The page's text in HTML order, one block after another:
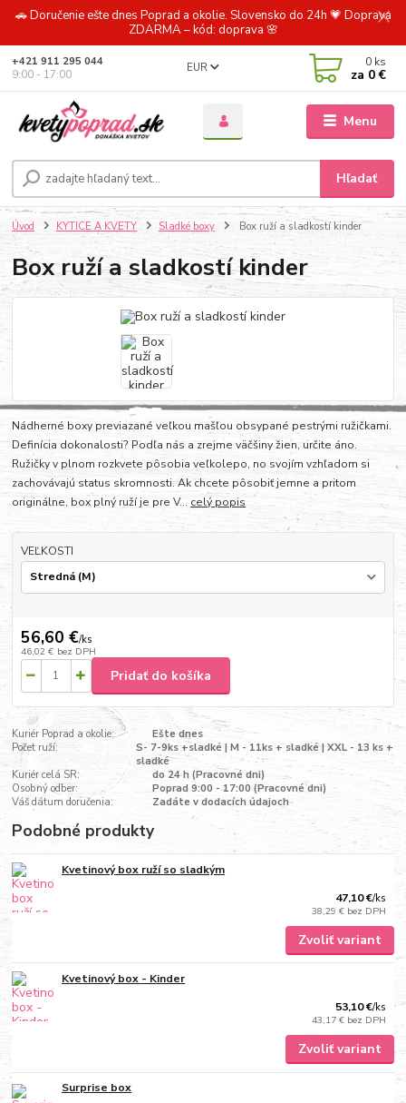
🚗 Doručenie ešte dnes Poprad a okolie. Slovensko do 24h 💗 Doprava
ZDARMA – kód: doprava 🌸
Menu
EUR
Hľadať
+421 911 295 044
9:00 - 17:00
0 ks
za 0 €
Úvod KYTICE A KVETY Sladké boxy Box ruží a sladkostí kinder
Box ruží a sladkostí kinder
Nádherné boxy previazané veľkou mašľou obsypané pestrými ružičkami.
Definícia dokonalosti? Podľa nás a zrejme väčšiny žien, určite áno.
Ružičky v plnom rozkvete pôsobia veľkolepo, no svojím vzhľadom si
zachovávajú status skromnosti. Ak chcete pôsobiť jemne a pritom
originálne, box plný ruží je pre V... celý popis
VEĽKOSTI
56,60 €/ks
46,02 € bez DPH
Pridať do košíka
Kuriér Poprad a okolie:
Ešte dnes
Počet ruží:
S- 7-9ks +sladké | M - 11ks + sladké | XXL - 13 ks +
sladké
Kuriér celá SR:
do 24 h (Pracovné dni)
Osobný odber:
Poprad 9:00 - 17:00 (Pracovné dni)
Váš dátum doručenia:
Zadáte v dodacích údajoch
Podobné produkty
Kvetinový box ruží so sladkým
47,10 €/ks
38,29 € bez DPH
Zvoliť variant
Kvetinový box - Kinder
53,10 €/ks
43,17 € bez DPH
Zvoliť variant
Surprise box